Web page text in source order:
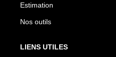
Estimation
Nos outils
LIENS UTILES